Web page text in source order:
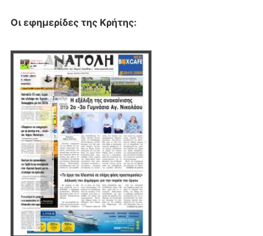
Οι εφημερίδες της Κρήτης: